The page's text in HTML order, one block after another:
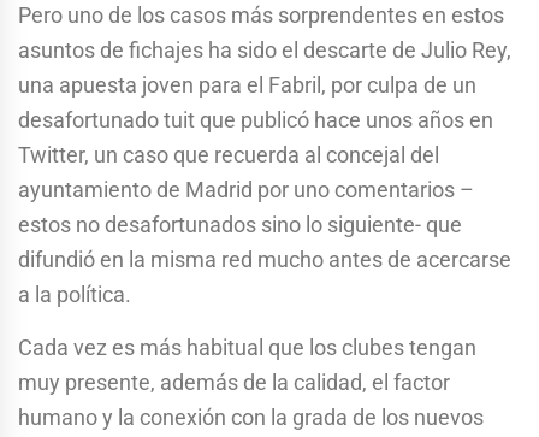
Pero uno de los casos más sorprendentes en estos
asuntos de fichajes ha sido el descarte de Julio Rey,
una apuesta joven para el Fabril, por culpa de un
desafortunado tuit que publicó hace unos años en
Twitter, un caso que recuerda al concejal del
ayuntamiento de Madrid por uno comentarios –
estos no desafortunados sino lo siguiente- que
difundió en la misma red mucho antes de acercarse
a la política.
Cada vez es más habitual que los clubes tengan
muy presente, además de la calidad, el factor
humano y la conexión con la grada de los nuevos